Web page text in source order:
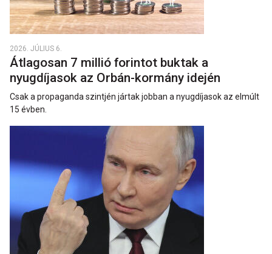
2026. JÚLIUS 6.
Átlagosan 7 millió forintot buktak a
nyugdíjasok az Orbán-kormány idején
Csak a propaganda szintjén jártak jobban a nyugdíjasok az elmúlt
15 évben.